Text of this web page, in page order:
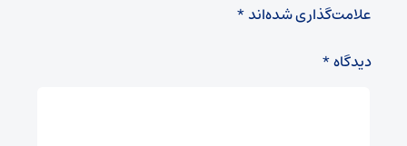
علامت‌گذاری شده‌اند*
دیدگاه*